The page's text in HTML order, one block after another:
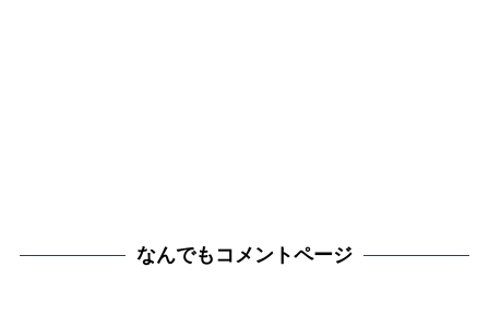
なんでもコメントページ